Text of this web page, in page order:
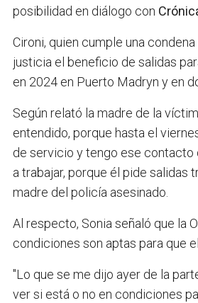
posibilidad en diálogo con
Cironi, quien cumple una
justicia el beneficio de salidas
en 2024 en Puerto Madryn y en
Según relató la madre de la
entendido, porque hasta el
de servicio y tengo ese contacto
a trabajar, porque él pide salidas
madre del policía asesinado.
Al respecto, Sonia señaló que la
condiciones son aptas para que
"Lo que se me dijo ayer de la
ver si está o no en condiciones